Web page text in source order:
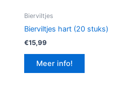
Bierviltjes
Bierviltjes hart (20 stuks)
€15,99
Meer info!